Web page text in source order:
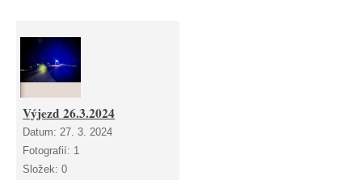
Výjezd 26.3.2024
Datum:27. 3. 2024
Fotografií: 1
Složek:0